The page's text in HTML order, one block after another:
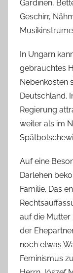
Gardinen,
Geschirr,
In Ungarn
gebrauchtes
Nebenkosten
Deutschland.
Regierung
weiter als im
Auf eine
Darlehen
Familie. Das
auf die Mutter
der
noch etwas
Feminismus